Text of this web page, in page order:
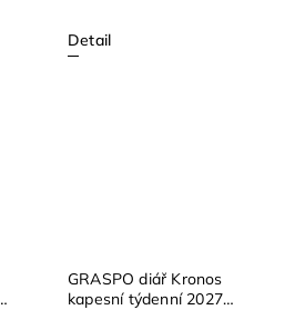
Detail
GRASPO diář Kronos
kapesní týdenní 2027